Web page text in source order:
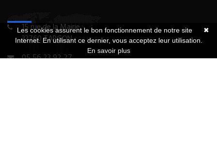
15 rue de la Mairie
33760 TARGON
05 56 23 92 27
✖
Les cookies assurent le bon fonctionnement de notre site
Internet. En utilisant ce dernier, vous acceptez leur utilisation.
En savoir plus